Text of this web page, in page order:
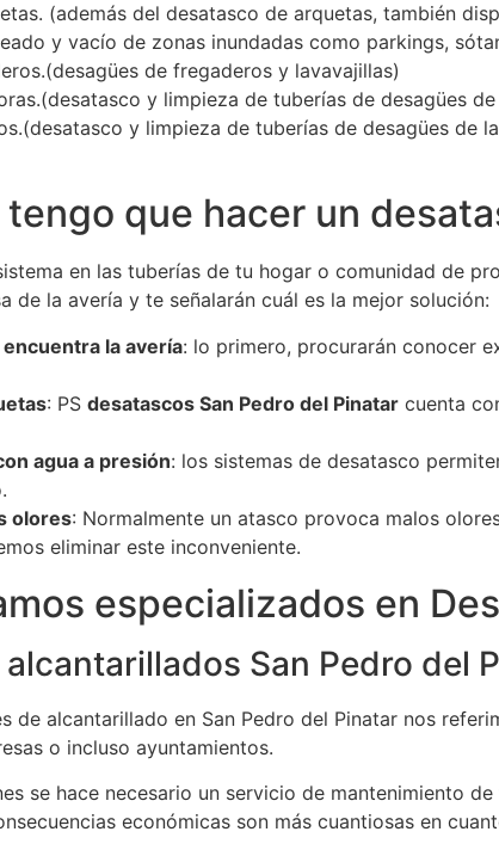
(además del desatasco de arquetas, también
y vacío de zonas inundadas como parkings,
de fregaderos y lavavajillas)
y limpieza de tuberías de desagües
y limpieza de tuberías de desagües de
que hacer un
en las tuberías de tu hogar o comunidad de
de la avería y te señalarán cuál es la mejor solución:
la avería: lo primero, procurarán conocer
: PS desatascos San Pedro del Pinatar cuenta
agua a presión: los sistemas de desatasco
olores: Normalmente un atasco provoca malos
eliminar este inconveniente.
especializados en
San Pedro del
de alcantarillado en San Pedro del Pinatar nos
o incluso ayuntamientos.
se hace necesario un servicio de mantenimiento
económicas son más cuantiosas en